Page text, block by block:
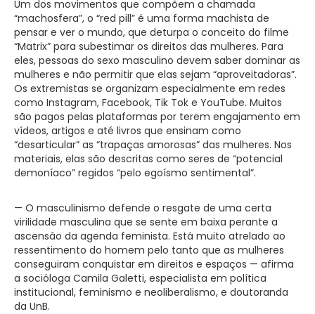
Um dos movimentos que compõem a chamada
“machosfera”, o “red pill” é uma forma machista de
pensar e ver o mundo, que deturpa o conceito do filme
“Matrix” para subestimar os direitos das mulheres. Para
eles, pessoas do sexo masculino devem saber dominar as
mulheres e não permitir que elas sejam “aproveitadoras”.
Os extremistas se organizam especialmente em redes
como Instagram, Facebook, Tik Tok e YouTube. Muitos
são pagos pelas plataformas por terem engajamento em
vídeos, artigos e até livros que ensinam como
“desarticular” as “trapaças amorosas” das mulheres. Nos
materiais, elas são descritas como seres de “potencial
demoníaco” regidos “pelo egoísmo sentimental”.
— O masculinismo defende o resgate de uma certa
virilidade masculina que se sente em baixa perante a
ascensão da agenda feminista. Está muito atrelado ao
ressentimento do homem pelo tanto que as mulheres
conseguiram conquistar em direitos e espaços — afirma
a socióloga Camila Galetti, especialista em política
institucional, feminismo e neoliberalismo, e doutoranda
da UnB.